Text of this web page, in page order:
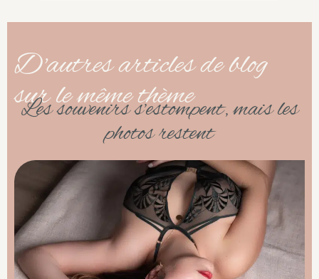
D'autres articles de blog
sur le même thème
Les souvenirs s’estompent, mais les
photos restent